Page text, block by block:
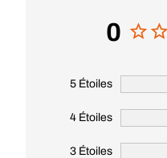
0
5 Étoiles
4 Étoiles
3 Étoiles